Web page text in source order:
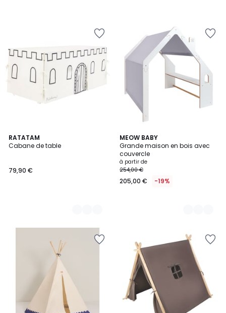
RATATAM
Cabane de table
79,90 €
2
Couleurs
MEOW BABY
Grande maison en bois avec
couvercle
à partir de
254,00 €
205,00 € -19%
4
Couleurs